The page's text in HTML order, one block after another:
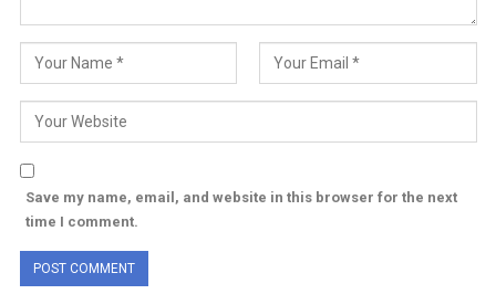
Save my name, email, and website in this browser for the next
time I comment.